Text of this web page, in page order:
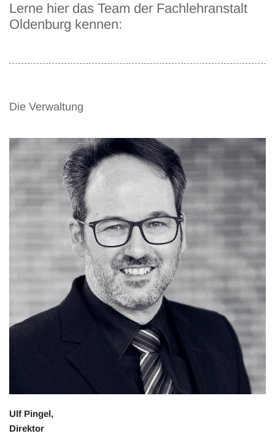
Lerne hier das Team der Fachlehranstalt
Oldenburg kennen:
Die Verwaltung
Ulf Pingel,
Direktor